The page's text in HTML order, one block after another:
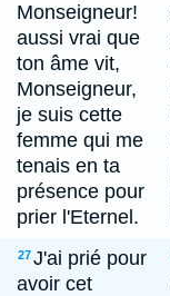
Monseigneur!
aussi vrai que
ton âme vit,
Monseigneur,
je suis cette
femme qui me
tenais en ta
présence pour
prier l'Eternel.
27J'ai prié pour
avoir cet